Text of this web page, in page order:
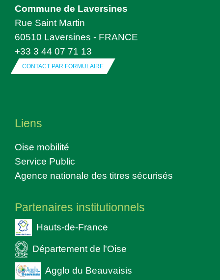
Commune de Laversines
Rue Saint Martin
60510 Laversines - FRANCE
+33 3 44 07 71 13
CONTACT PAR FORMULAIRE
Liens
Oise mobilité
Service Public
Agence nationale des titres sécurisés
Partenaires institutionnels
Hauts-de-France
Département de l'Oise
Agglo du Beauvaisis